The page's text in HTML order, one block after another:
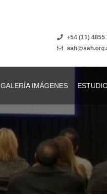
+54 (11) 4855
GALERÍA IMÁGENES